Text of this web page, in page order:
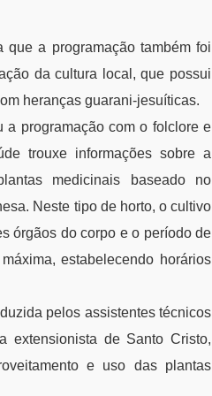
que a programação também foi
da cultura local, que possui
heranças guarani-jesuíticas.
a programação com o folclore e
trouxe informações sobre a
medicinais baseado no
Neste tipo de horto, o cultivo
órgãos do corpo e o período de
estabelecendo horários
pelos assistentes técnicos
extensionista de Santo Cristo,
e uso das plantas